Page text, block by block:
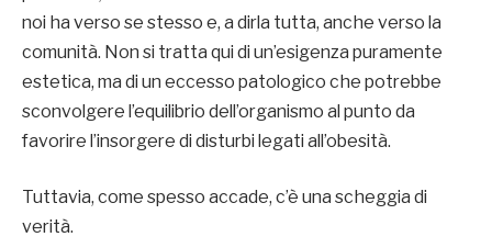
noi ha verso se stesso e, a dirla tutta, anche verso la
comunità. Non si tratta qui di un’esigenza puramente
estetica, ma di un eccesso patologico che potrebbe
sconvolgere l’equilibrio dell’organismo al punto da
favorire l’insorgere di disturbi legati all’obesità.
Tuttavia, come spesso accade, c’è una scheggia di
verità.